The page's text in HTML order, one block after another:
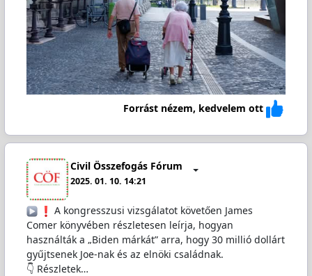
Forrást nézem, kedvelem ott
Civil Összefogás Fórum
2025. 01. 10. 14:21
️
A kongresszusi vizsgálatot követően James
Comer könyvében részletesen leírja, hogyan
használták a „Biden márkát” arra, hogy 30 millió dollárt
gyűjtsenek Joe-nak és az elnöki családnak.
👇 Részletek…